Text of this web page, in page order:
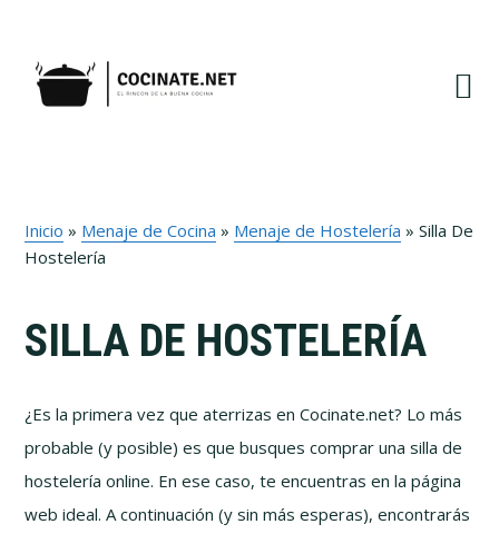
navegación
principal
contenido
principal
barra
Inicio » Menaje de Cocina » Menaje de Hostelería »Silla De
Hostelería
SILLA DE HOSTELERÍA
¿Es la primera vez que aterrizas en Cocinate.net? Lo más
probable (y posible) es que busques comprar una silla de
hostelería online. En ese caso, te encuentras en la página
web ideal. A continuación (y sin más esperas), encontrarás